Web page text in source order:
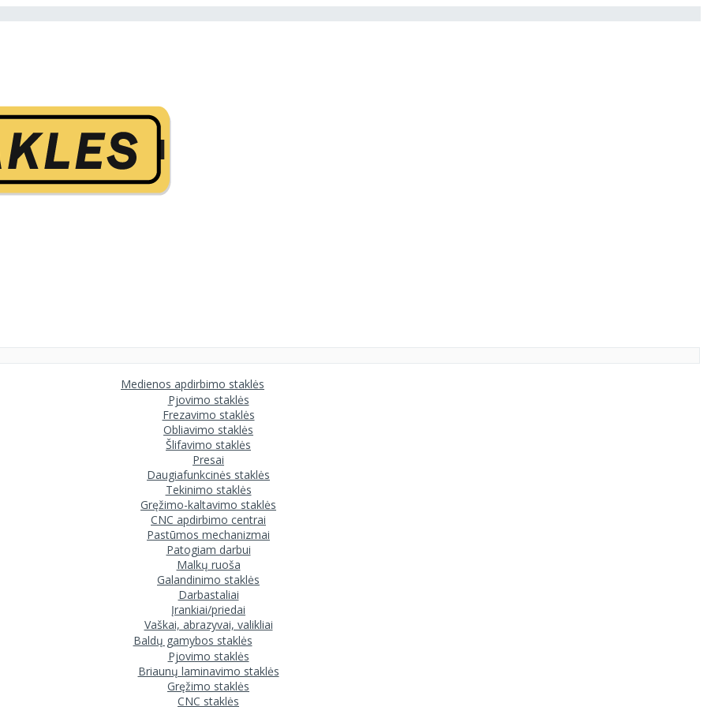
Medienos apdirbimo staklės
Pjovimo staklės
Frezavimo staklės
Obliavimo staklės
Šlifavimo staklės
Presai
Daugiafunkcinės staklės
Tekinimo staklės
Gręžimo-kaltavimo staklės
CNC apdirbimo centrai
Pastūmos mechanizmai
Patogiam darbui
Malkų ruoša
Galandinimo staklės
Darbastaliai
Įrankiai/priedai
Vaškai, abrazyvai, valikliai
Baldų gamybos staklės
Pjovimo staklės
Briaunų laminavimo staklės
Gręžimo staklės
CNC staklės